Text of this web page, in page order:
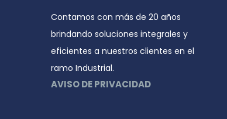
Contamos con más de 20 años
brindando soluciones integrales y
eficientes a nuestros clientes en el
ramo Industrial.
AVISO DE PRIVACIDAD